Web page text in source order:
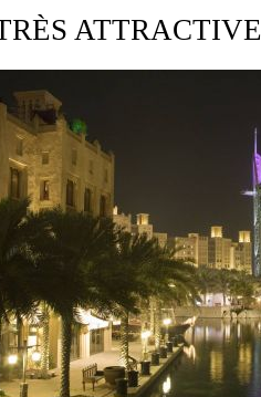
ATTRACTIVE